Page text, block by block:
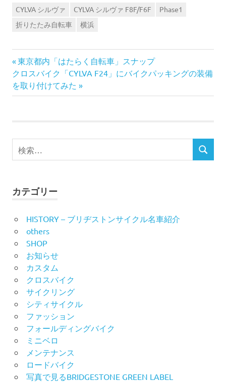
CYLVA シルヴァ CYLVA シルヴァ F8F/F6F
Phase1
折りたたみ自転車
横浜
投
稿
ゲ
シ
ョ
ン
前
の
記
事:
東京都内「はたらく自転車」スナップ
次
の
記
クロスバイク「CYLVA F24」にバイクパッキングの装備
を取り付けてみた
検
索
検
カテゴリー
HISTORY – ブリヂストンサイクル名車紹介
others
SHOP
お知らせ
カスタム
クロスバイク
サイクリング
シティサイクル
ファッション
フォールディングバイク
ミニベロ
メンテナンス
ロードバイク
写真で見るBRIDGESTONE GREEN LABEL